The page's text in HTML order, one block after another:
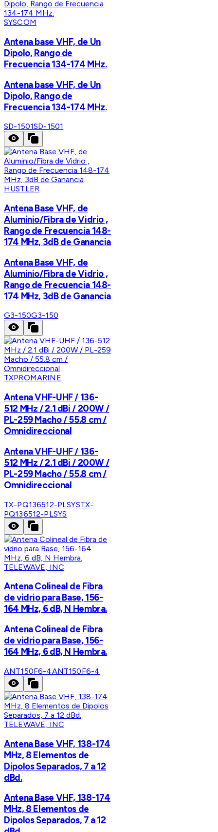
SYSCOM
Antena base VHF, de Un
Dipolo, Rango de
Frecuencia 134-174 MHz.
Antena base VHF, de Un
Dipolo, Rango de
Frecuencia 134-174 MHz.
SD-1501SD-1501
HUSTLER
Antena Base VHF, de
Aluminio/Fibra de Vidrio ,
Rango de Frecuencia 148-
174 MHz, 3dB de Ganancia
Antena Base VHF, de
Aluminio/Fibra de Vidrio ,
Rango de Frecuencia 148-
174 MHz, 3dB de Ganancia
G3-150G3-150
TXPROMARINE
Antena VHF-UHF / 136-
512 MHz / 2.1 dBi / 200W /
PL-259 Macho / 55.8 cm /
Omnidireccional
Antena VHF-UHF / 136-
512 MHz / 2.1 dBi / 200W /
PL-259 Macho / 55.8 cm /
Omnidireccional
TX-PQ136512-PLSYSTX-
PQ136512-PLSYS
TELEWAVE, INC
Antena Colineal de Fibra
de vidrio para Base, 156-
164 MHz, 6 dB, N Hembra.
Antena Colineal de Fibra
de vidrio para Base, 156-
164 MHz, 6 dB, N Hembra.
ANT150F6-4ANT150F6-4
TELEWAVE, INC
Antena Base VHF, 138-174
MHz, 8 Elementos de
Dipolos Separados, 7 a 12
dBd.
Antena Base VHF, 138-174
MHz, 8 Elementos de
Dipolos Separados, 7 a 12